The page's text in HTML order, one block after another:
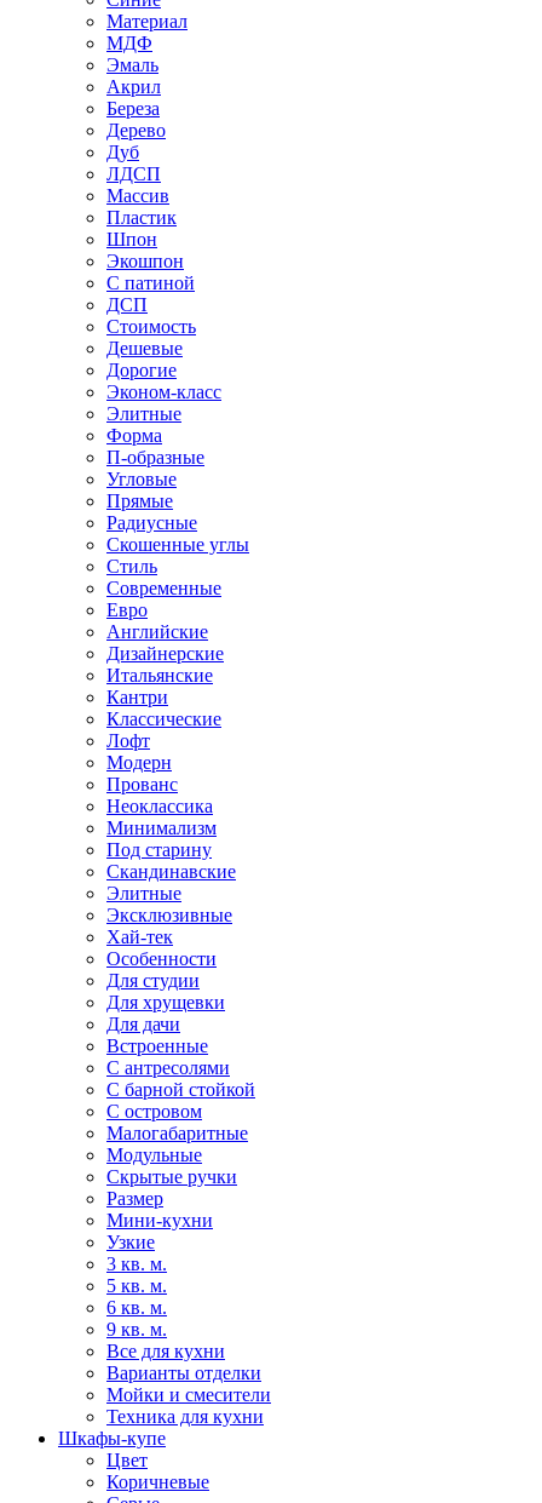
Материал
МДФ
Эмаль
Акрил
Береза
Дерево
Дуб
ЛДСП
Массив
Пластик
Шпон
Экошпон
С патиной
ДСП
Стоимость
Дешевые
Дорогие
Эконом-класс
Элитные
Форма
П-образные
Угловые
Прямые
Радиусные
Скошенные углы
Стиль
Современные
Евро
Английские
Дизайнерские
Итальянские
Кантри
Классические
Лофт
Модерн
Прованс
Неоклассика
Минимализм
Под старину
Скандинавские
Элитные
Эксклюзивные
Хай-тек
Особенности
Для студии
Для хрущевки
Для дачи
Встроенные
С антресолями
С барной стойкой
С островом
Малогабаритные
Модульные
Скрытые ручки
Размер
Мини-кухни
Узкие
3 кв. м.
5 кв. м.
6 кв. м.
9 кв. м.
Все для кухни
Варианты отделки
Мойки и смесители
Техника для кухни
Шкафы-купе
Цвет
Коричневые